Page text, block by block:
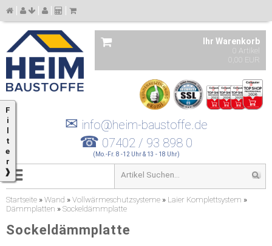
Ihr Warenkorb
0 Artikel
0,00 EUR
✉ info@heim-baustoffe.de
☎ 07402 / 93 898 0
(Mo.-Fr. 8 -12 Uhr & 13 - 18 Uhr)
Startseite » Wand » Vollwärmeschutzsysteme » Laier Komplettsystem »
Dämmplatten » Sockeldämmplatte
Sockeldämmplatte
F
i
t
e
r
❱